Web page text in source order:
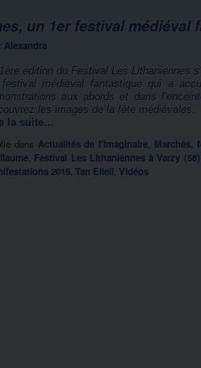
un 1er festival médiéval
Alexandra
édition du Festival Les Lithaniennes
médiéval fantastique qui a
aux abords et dans
les images de la fête médiévales.
la suite…
dans Actualités de l'imaginaire Marchés,
Festival Les Lithaniennes à Varzy (58)
2015 Tan Elleil Vidéos